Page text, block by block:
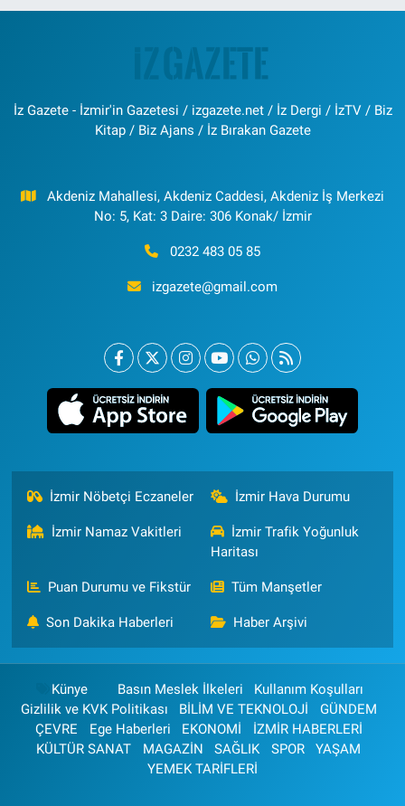
İz Gazete - İzmir'in Gazetesi / izgazete.net / İz Dergi / İzTV / Biz
Kitap / Biz Ajans / İz Bırakan Gazete
Akdeniz Mahallesi, Akdeniz Caddesi, Akdeniz İş Merkezi
No: 5, Kat: 3 Daire: 306 Konak/ İzmir
0232 483 05 85
izgazete@gmail.com
İzmir Nöbetçi Eczaneler İzmir Hava Durumu
İzmir Namaz Vakitleri
İzmir Trafik Yoğunluk
Haritası
Puan Durumu ve Fikstür Tüm Manşetler
Son Dakika Haberleri Haber Arşivi
Künye Basın Meslek İlkeleri
Kullanım Koşulları
Gizlilik ve KVK Politikası
BİLİM VE TEKNOLOJİ
GÜNDEM
ÇEVRE
Ege Haberleri EKONOMİ
İZMİR HABERLERİ
KÜLTÜR SANAT
MAGAZİN SAĞLIK SPOR
YAŞAM
YEMEK TARİFLERİ